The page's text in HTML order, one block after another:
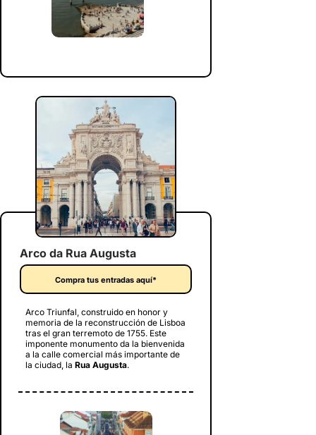
Arco da Rua Augusta
Compra tus entradas aquí*
Arco Triunfal, construido en honor y
memoria de la reconstrucción de Lisboa
tras el gran terremoto de 1755. Este
imponente monumento da la bienvenida
a la calle comercial más importante de
la ciudad, la Rua Augusta.